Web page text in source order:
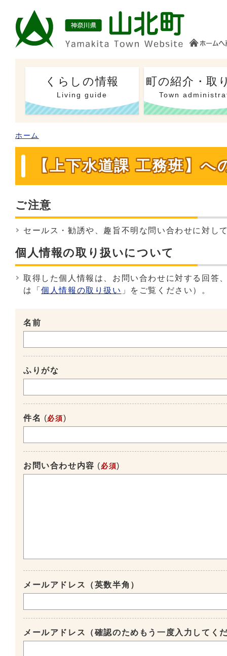
くらしの情報
Living guide
町の紹介・取
Town
ホーム
【上下水道課 工務班】へ
ご注意
セールス・勧誘や、趣旨不明な問い合わせに対し
個人情報の取り扱いについて
取得した個人情報は、お問い合わせに対する回答
は「個人情報の取り扱い 」をご覧ください）。
名前
ふりがな
件名 (必須)
お問い合わせ内容 ( 必須)
メールアドレス（英数半角）
メールアドレス（確認のためもう一度入力してく